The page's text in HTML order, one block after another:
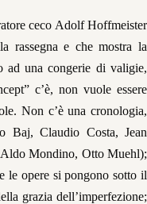
ceco Adolf Hoffmeister
rassegna e che mostra la
ad una congerie di valigie,
c’è, non vuole essere
Non c’è una cronologia,
Baj, Claudio Costa, Jean
Mondino, Otto Muehl);
le opere si pongono sotto il
grazia dell’imperfezione;